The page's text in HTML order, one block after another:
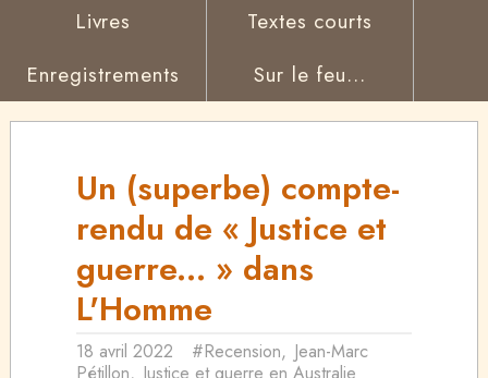
Livres
Textes courts
Enregistrements
Sur le feu...
Un (superbe) compte-
rendu de « Justice et
guerre... » dans
L'Homme
18 avril 2022 #Recension, Jean-Marc